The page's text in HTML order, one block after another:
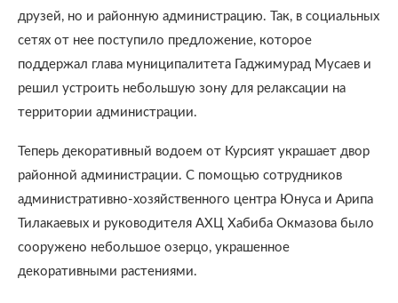
друзей, но и районную администрацию. Так, в социальных
сетях от нее поступило предложение, которое
поддержал глава муниципалитета Гаджимурад Мусаев и
решил устроить небольшую зону для релаксации на
территории администрации.
Теперь декоративный водоем от Курсият украшает двор
районной администрации. С помощью сотрудников
административно-хозяйственного центра Юнуса и Арипа
Тилакаевых и руководителя АХЦ Хабиба Окмазова было
сооружено небольшое озерцо, украшенное
декоративными растениями.